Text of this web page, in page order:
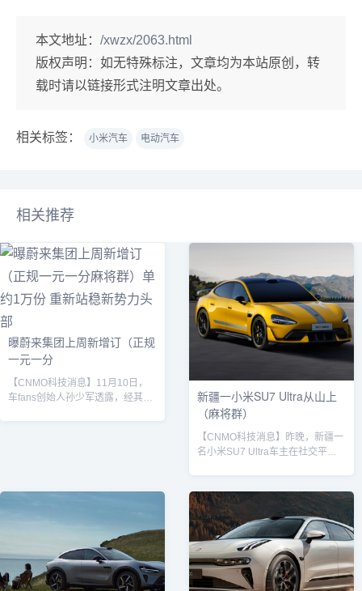
本文地址： /xwzx/2063.html
版权声明： 如无特殊标注，文章均为本站原创，转
载时请以链接形式注明文章出处。
相关标签： 小米汽车 电动汽车
相关推荐
曝蔚来集团上周新增订（正规
一元一分
【CNMO科技消息】11月10日，
车fans创始人孙少军透露，经其团
与萤火虫——均已形成清晰的产品
矩阵和市场定位，覆盖从高端大型
车到入门级纯电小车的多个细分领
域。在蔚来主品牌方面...
新疆一小米SU7 Ultra从山上
（麻将群）
【CNMO科技消息】昨晚，新疆一
名小米SU7 Ultra车主在社交平台
车身严重损毁，但车主本人毫发无
伤。车主在发布的视频评论区中向
小米以及雷军表示了感谢。小米
SU7 Ultra据车主发布的现场视频
显示，事故发生后车辆经历了多次
翻滚，车头、车尾及车顶均已严重
变形，前轮脱落，安全气囊全部弹